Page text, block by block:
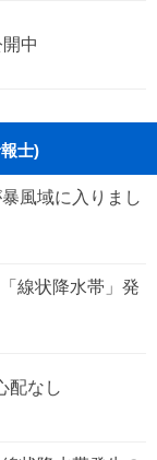
中
士)
風域に入りまし
線状降水帯」発
配なし